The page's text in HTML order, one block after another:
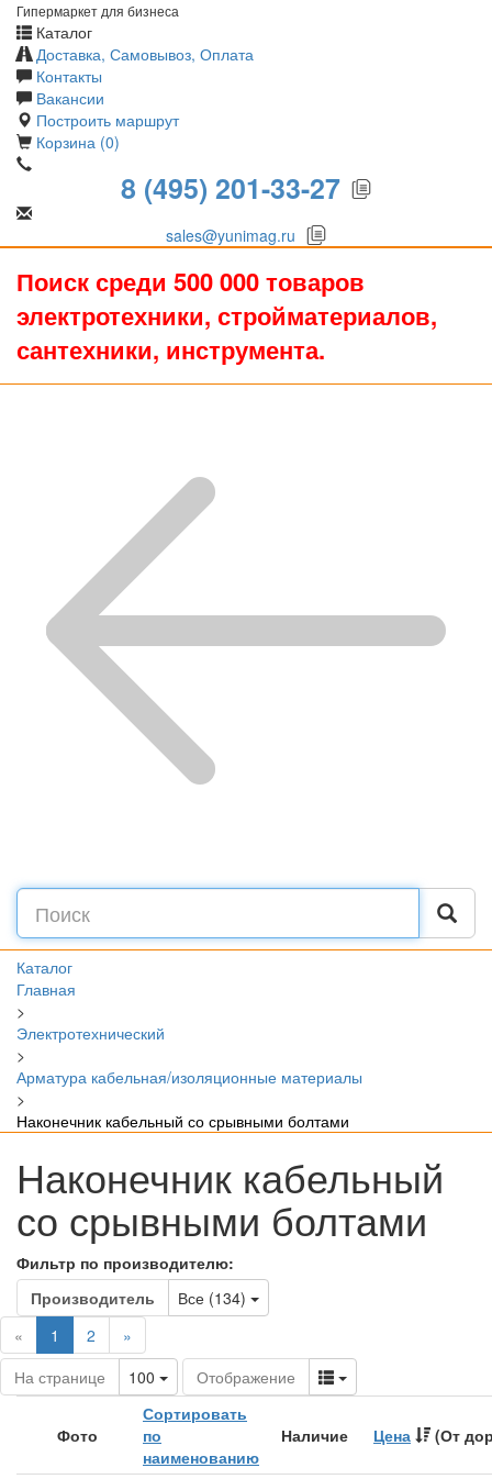
Гипермаркет для бизнеса
Каталог
Доставка, Самовывоз, Оплата
Контакты
Вакансии
Построить маршрут
Корзина (0)
8 (495) 201-33-27
sales@yunimag.ru
Поиск среди 500 000 товаров
электротехники, стройматериалов,
сантехники, инструмента.
Каталог
Главная
>
Электротехнический
>
Арматура кабельная/изоляционные материалы
>
Наконечник кабельный со срывными болтами
Наконечник кабельный
со срывными болтами
Фильтр по производителю:
Производитель
Все (134) Toggle Dropdown
«
1 (current)
2
»
На странице
100 Toggle Dropdown
Отображение Toggle Dropdown
Фото
Сортировать
по
наименованию
Наличие Цена (От